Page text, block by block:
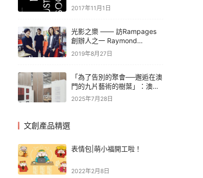
2017年11月1日
光影之樂 —— 訪Rampages
創辦人之一 Raymond
Nogueira
2019年8月27日
「為了告別的聚會──邂逅在澳
門的九片藝術的樹葉」：澳門
大學藝術與設計系創系首屆博
2025年7月28日
文創產品精選
表情包|萌小福開工啦！
2022年2月8日